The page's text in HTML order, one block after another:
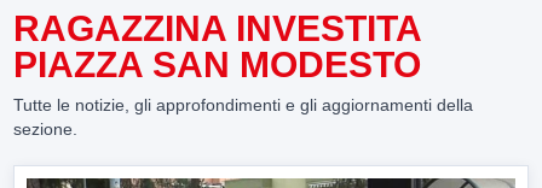
RAGAZZINA INVESTITA
PIAZZA SAN MODESTO
Tutte le notizie, gli approfondimenti e gli aggiornamenti della
sezione.